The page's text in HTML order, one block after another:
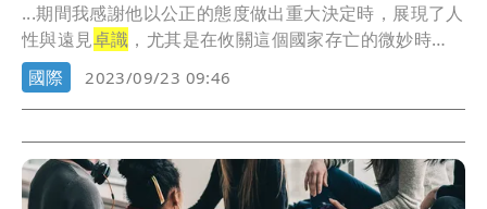
...期間我感謝他以公正的態度做出重大決定時，展現了人
性與遠見卓識 ，尤其是在攸關這個國家存亡的微妙時
刻。」
國際 2023/09/23 09:46